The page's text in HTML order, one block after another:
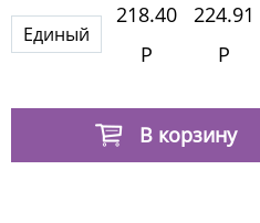
Единый
218.40
Р
224.91
Р
В корзину